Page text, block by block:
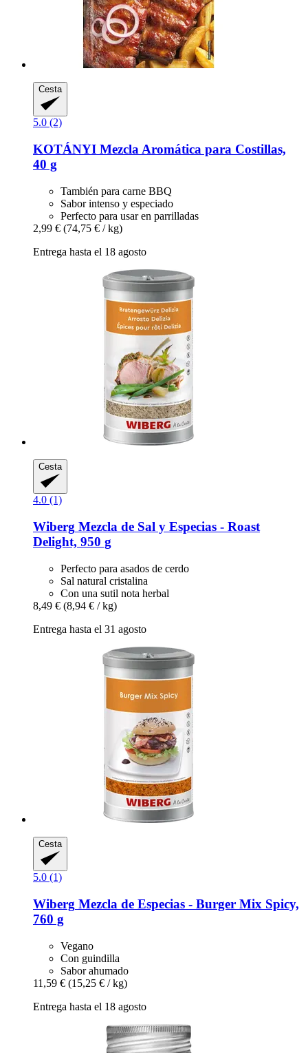
Cesta
5.0 (2)
KOTÁNYI Mezcla Aromática para Costillas,
40 g
También para carne BBQ
Sabor intenso y especiado
Perfecto para usar en parrilladas
2,99 € (74,75 € / kg)
Entrega hasta el 18 agosto
Cesta
4.0 (1)
Wiberg Mezcla de Sal y Especias -​ Roast
Delight, 950 g
Perfecto para asados de cerdo
Sal natural cristalina
Con una sutil nota herbal
8,49 € (8,94 € / kg)
Entrega hasta el 31 agosto
Cesta
5.0 (1)
Wiberg Mezcla de Especias -​ Burger Mix Spicy,
760 g
Vegano
Con guindilla
Sabor ahumado
11,59 € (15,25 € / kg)
Entrega hasta el 18 agosto